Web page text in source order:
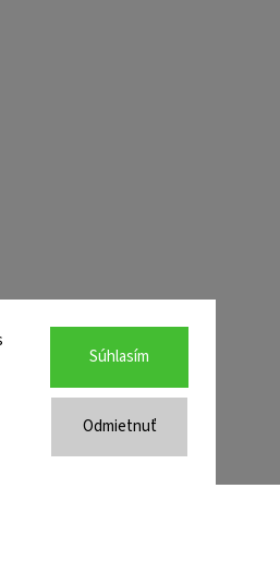
Odmietnuť
Súhlasím